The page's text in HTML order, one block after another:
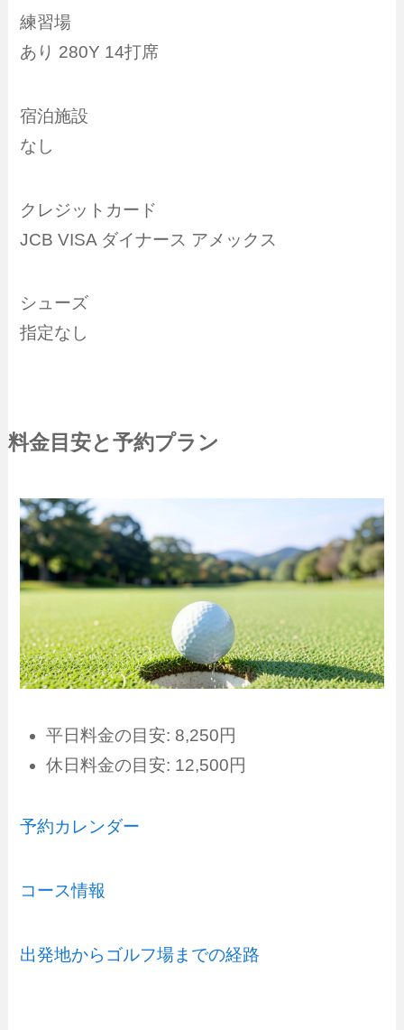
練習場
あり 280Y 14打席
宿泊施設
なし
クレジットカード
JCB VISA ダイナース アメックス
シューズ
指定なし
料金目安と予約プラン
平日料金の目安: 8,250円
休日料金の目安: 12,500円
予約カレンダー
コース情報
出発地からゴルフ場までの経路